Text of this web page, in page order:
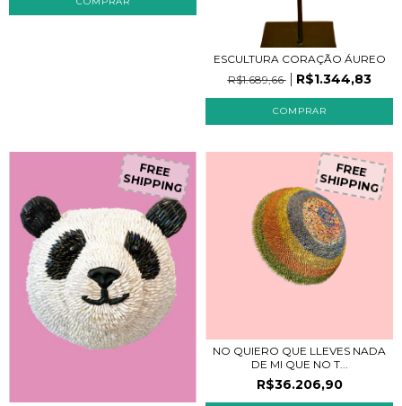
ESCULTURA CORAÇÃO ÁUREO
R$1.689,66
R$1.344,83
FREE
SHIPPING
FREE
SHIPPING
NO QUIERO QUE LLEVES NADA
DE MI QUE NO T...
R$36.206,90